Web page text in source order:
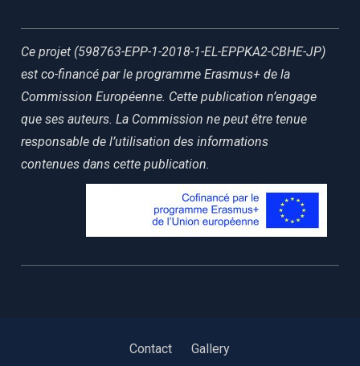
Ce projet (598763-EPP-1-2018-1-EL-EPPKA2-CBHE-JP)
est co-financé par le programme Erasmus+ de la
Commission Européenne. Cette publication n’engage
que ses auteurs. La Commission ne peut être tenue
responsable de l’utilisation des informations
contenues dans cette publication.
Contact Gallery